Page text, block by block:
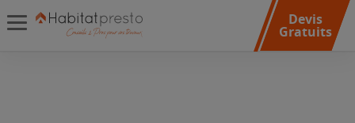
Devis
Gratuits